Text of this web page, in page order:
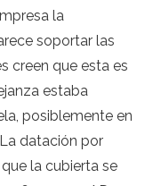
la
soportar las
creen que esta es
estaba
posiblemente en
datación por
la cubierta se